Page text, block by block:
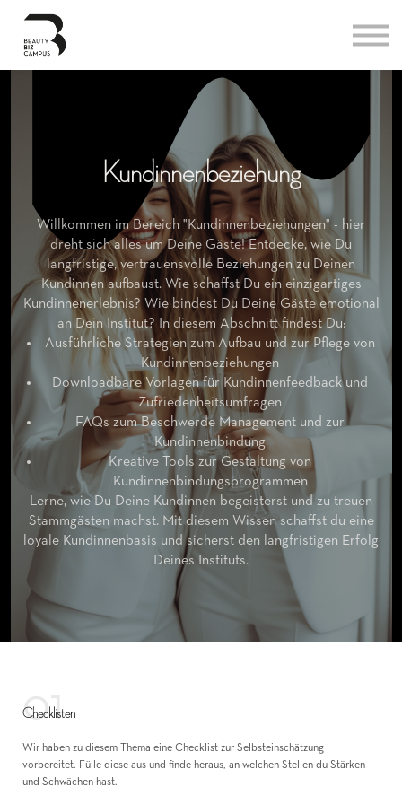
Einloggen
Registrieren
Kundinnenbeziehung
Willkommen im Bereich "Kundinnenbeziehungen" - hier
dreht sich alles um Deine Gäste! Entdecke, wie Du
langfristige, vertrauensvolle Beziehungen zu Deinen
Kundinnen aufbaust. Wie schaffst Du ein einzigartiges
Kundinnenerlebnis? Wie bindest Du Deine Gäste emotional
an Dein Institut? In diesem Abschnitt findest Du:
Ausführliche Strategien zum Aufbau und zur Pflege von
Kundinnenbeziehungen
Downloadbare Vorlagen für Kundinnenfeedback und
Zufriedenheitsumfragen
FAQs zum Beschwerde Management und zur
Kundinnenbindung
Kreative Tools zur Gestaltung von
Kundinnenbindungsprogrammen
Lerne, wie Du Deine Kundinnen begeisterst und zu treuen
Stammgästen machst. Mit diesem Wissen schaffst du eine
loyale Kundinnenbasis und sicherst den langfristigen Erfolg
Deines Instituts.
01
Checklisten
Wir haben zu diesem Thema eine Checklist zur Selbsteinschätzung
vorbereitet. Fülle diese aus und finde heraus, an welchen Stellen du Stärken
und Schwächen hast.